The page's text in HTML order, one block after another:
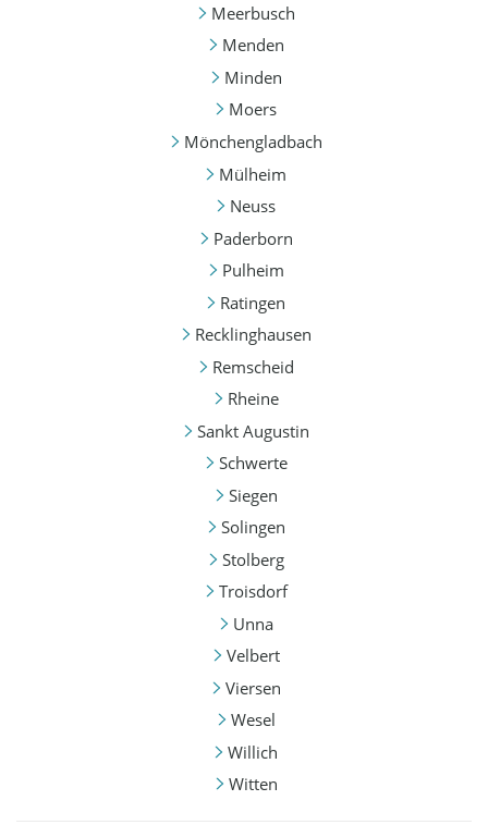
Meerbusch
Menden
Minden
Moers
Mönchengladbach
Mülheim
Neuss
Paderborn
Pulheim
Ratingen
Recklinghausen
Remscheid
Rheine
Sankt Augustin
Schwerte
Siegen
Solingen
Stolberg
Troisdorf
Unna
Velbert
Viersen
Wesel
Willich
Witten